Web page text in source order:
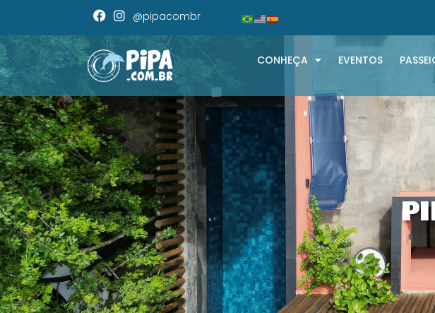
@pipacombr
CONHEÇA EVENTOS